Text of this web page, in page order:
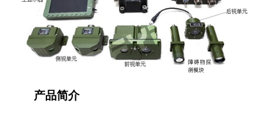
光电类
控制类
无人平台
产品简介